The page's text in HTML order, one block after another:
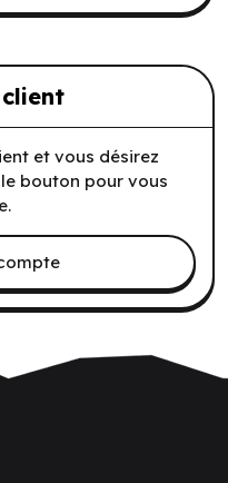
et vous désirez
bouton pour vous